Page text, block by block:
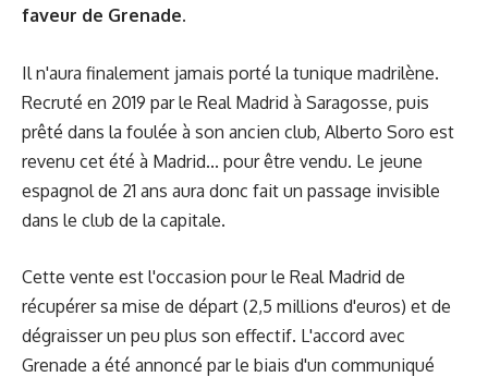
faveur de Grenade.
Il n'aura finalement jamais porté la tunique madrilène.
Recruté en 2019 par le Real Madrid à Saragosse, puis
prêté dans la foulée à son ancien club, Alberto Soro est
revenu cet été à Madrid... pour être vendu. Le jeune
espagnol de 21 ans aura donc fait un passage invisible
dans le club de la capitale.
Cette vente est l'occasion pour le Real Madrid de
récupérer sa mise de départ (2,5 millions d'euros) et de
dégraisser un peu plus son effectif. L'accord avec
Grenade a été annoncé par le biais d'un communiqué